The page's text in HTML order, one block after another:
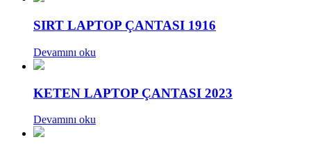
SIRT LAPTOP ÇANTASI 1916
Devamını oku
KETEN LAPTOP ÇANTASI 2023
Devamını oku